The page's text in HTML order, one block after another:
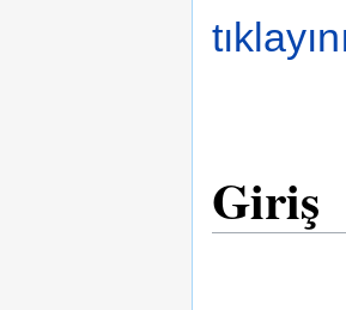
Giriş